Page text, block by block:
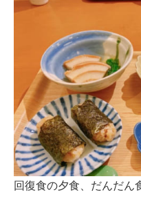
回復食の夕食、だんだん